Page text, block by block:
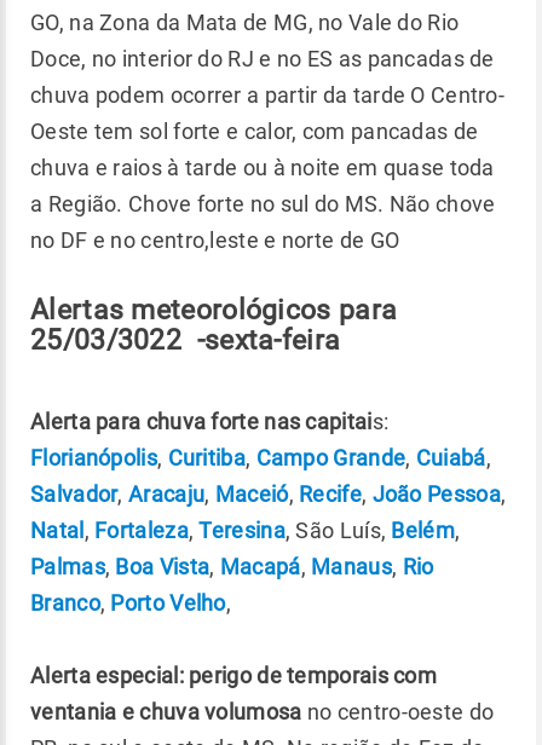
GO, na Zona da Mata de MG, no Vale do Rio
Doce, no interior do RJ e no ES as pancadas de
chuva podem ocorrer a partir da tarde O Centro-
Oeste tem sol forte e calor, com pancadas de
chuva e raios à tarde ou à noite em quase toda
a Região. Chove forte no sul do MS. Não chove
no DF e no centro,leste e norte de GO
Alertas meteorológicos para
25/03/3022 -sexta-feira
Alerta para chuva forte nas capitais:
Florianópolis, Curitiba, Campo Grande, Cuiabá,
Salvador,Aracaju, Maceió, Recife, João Pessoa,
Natal , Fortaleza,Teresina, São Luís, Belém,
Palmas, Boa Vista, Macapá, Manaus, Rio
Branco, Porto Velho,
Alerta especial: perigo de temporais com
ventania e chuva volumosa no centro-oeste do